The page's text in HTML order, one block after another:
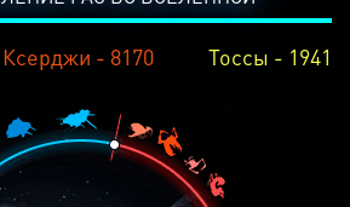
Ксерджи - 8170 Тоссы - 1941